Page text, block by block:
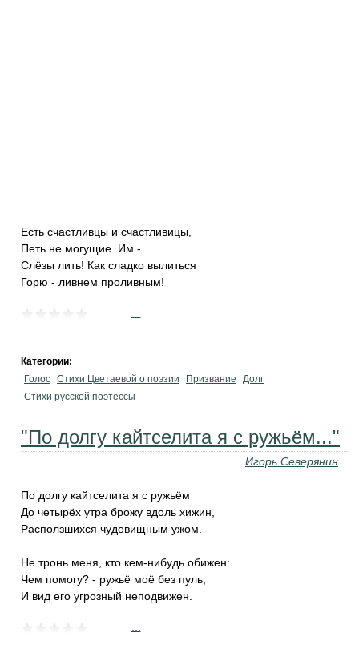
Есть счастливцы и счастливицы,
Петь не могущие. Им -
Слёзы лить! Как сладко вылиться
Горю - ливнем проливным!
Категории:
Голос Стихи Цветаевой о поэзии Призвание
Долг
Стихи русской поэтессы
"По долгу кайтселита я с ружьём..."
Игорь Северянин
По долгу кайтселита я с ружьём
До четырёх утра брожу вдоль хижин,
Расползшихся чудовищным ужом.
Не тронь меня, кто кем-нибудь обижен:
Чем помогу? - ружьё моё без пуль,
И вид его угрозный неподвижен.